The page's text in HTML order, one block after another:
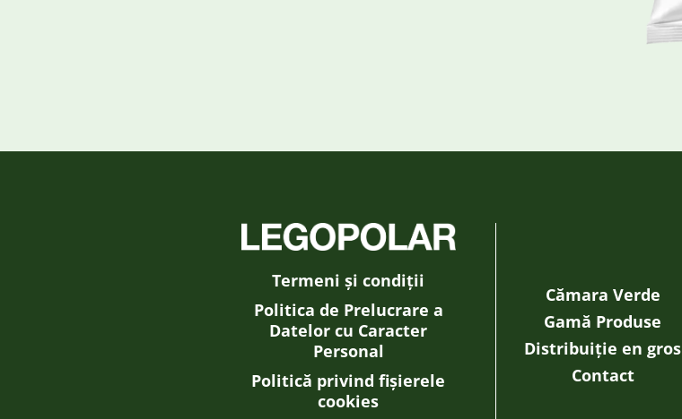
Termeni și condiții
Politica de Prelucrare a
Datelor cu Caracter
Personal
Politică privind fișierele
cookies
Cămara Verde
Gamă Produse
Distribuiție en gros
Contact